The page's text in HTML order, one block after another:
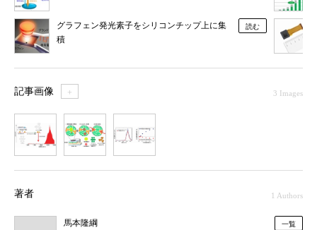
グラフェン発光素子をシリコンチップ上に集
積
読む
記事画像 ＋ 3 Images
著者 1 Authors
馬本隆綱 一覧